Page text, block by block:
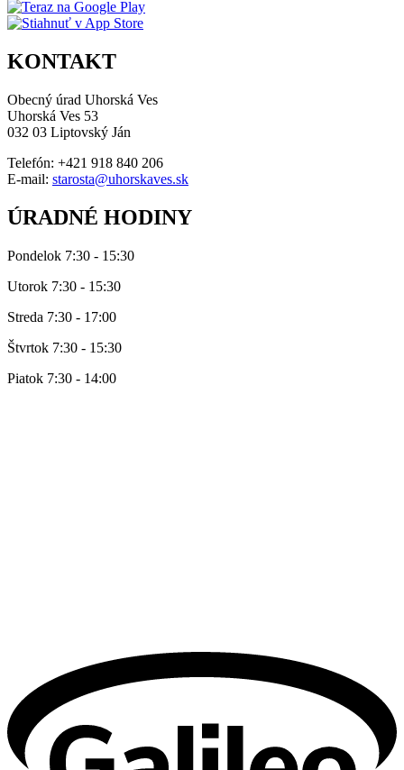
KONTAKT
Obecný úrad Uhorská Ves
Uhorská Ves 53
032 03 Liptovský Ján
Telefón: +421 918 840 206
E-mail: starosta@uhorskaves.sk
ÚRADNÉ HODINY
Pondelok 7:30 - 15:30
Utorok 7:30 - 15:30
Streda 7:30 - 17:00
Štvrtok 7:30 - 15:30
Piatok 7:30 - 14:00